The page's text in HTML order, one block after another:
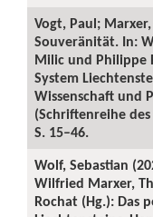
Vogt, Paul;
Souveränität. In:
Milic und Philippe
System
Wissenschaft und
(Schriftenreihe
S. 15–46.
Wolf, Sebastian
Wilfried Marxer,
Rochat (Hg.): Das